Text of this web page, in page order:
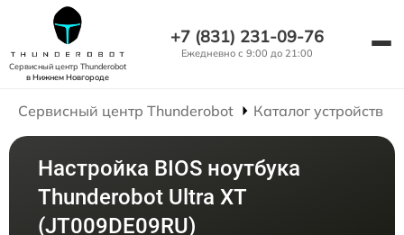
Сервисный центр Thunderobot
в Нижнем Новгороде
+7 (831) 231-09-76
Ежедневно с 9:00 до 21:00
Сервисный центр Thunderobot Каталог устройств
Настройка BIOS ноутбука
Thunderobot Ultra XT
(JT009DE09RU)